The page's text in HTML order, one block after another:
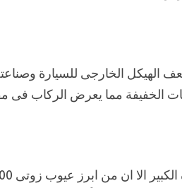
الهيكل الخارجى للسيارة
الخفيفة مما يعرض الركاب فى